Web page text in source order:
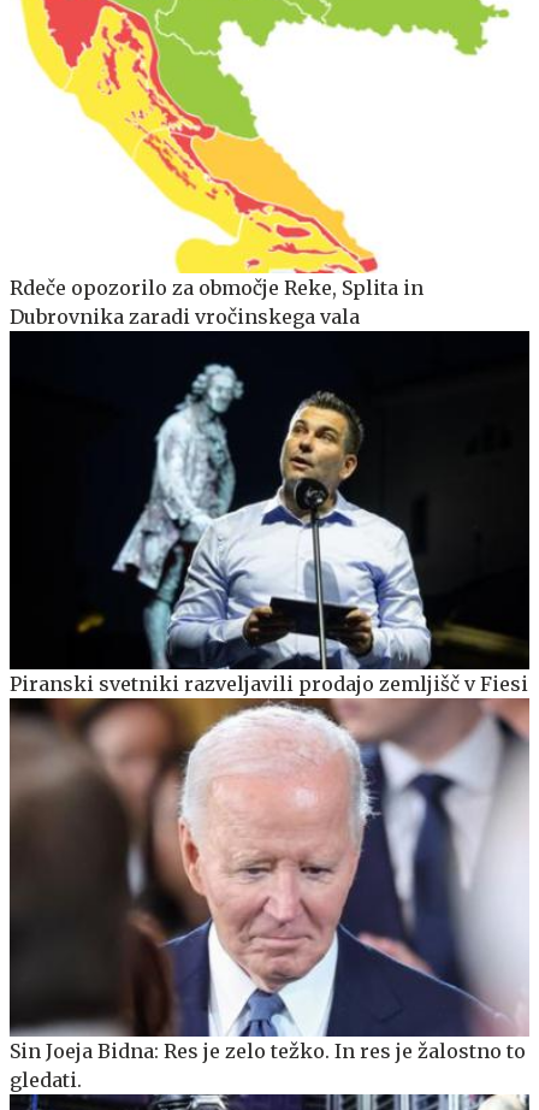
Rdeče opozorilo za območje Reke, Splita in
Dubrovnika zaradi vročinskega vala
Piranski svetniki razveljavili prodajo zemljišč v Fiesi
Sin Joeja Bidna: Res je zelo težko. In res je žalostno to
gledati.